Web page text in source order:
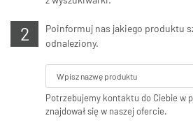
Poinformuj nas jakiego produktu
odnaleziony.
Potrzebujemy kontaktu do Ciebie w
znajdował się w naszej ofercie.